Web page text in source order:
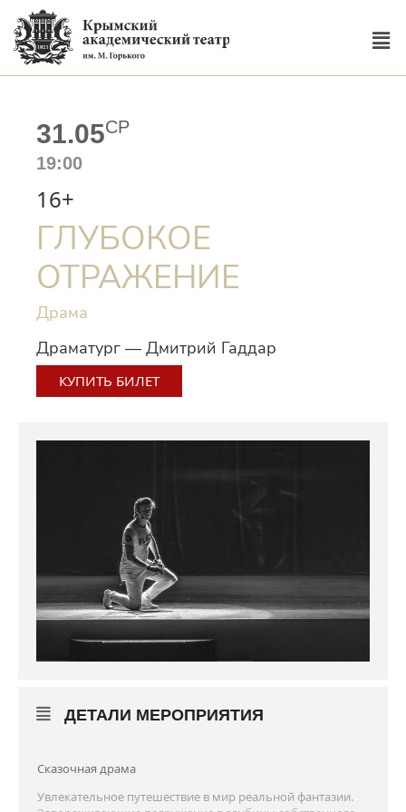
31.05СР
19:00
16+
КУПИТЬ БИЛЕТ
Драматург — Дмитрий Гаддар
ГЛУБОКОЕ
ОТРАЖЕНИЕ
Драма
ДЕТАЛИ МЕРОПРИЯТИЯ
Сказочная драма
Увлекательное путешествие в мир реальной фантазии.